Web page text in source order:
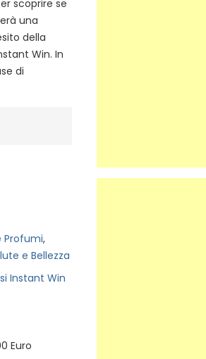
scoprire se
una
della
Win. In
di
Profumi,
e Bellezza
Instant Win
Euro